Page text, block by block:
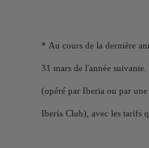
* Au cours de la dernière
31 mars de l'année
(opéré par Iberia ou par
Iberia Club), avec les tarifs